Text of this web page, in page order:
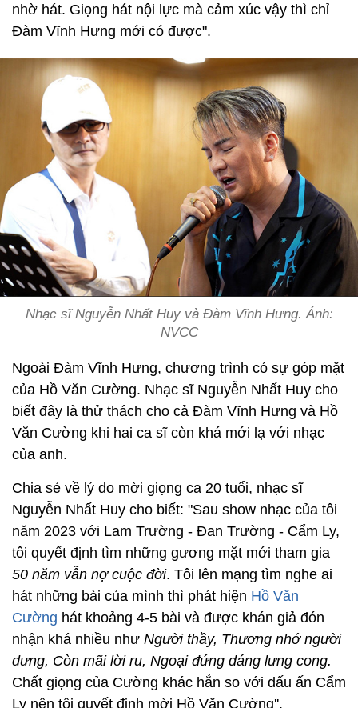
nhờ hát. Giọng hát nội lực mà cảm xúc vậy thì chỉ
Đàm Vĩnh Hưng mới có được".
Nhạc sĩ Nguyễn Nhất Huy và Đàm Vĩnh Hưng. Ảnh:
NVCC
Ngoài Đàm Vĩnh Hưng, chương trình có sự góp mặt
của Hồ Văn Cường. Nhạc sĩ Nguyễn Nhất Huy cho
biết đây là thử thách cho cả Đàm Vĩnh Hưng và Hồ
Văn Cường khi hai ca sĩ còn khá mới lạ với nhạc
của anh.
Chia sẻ về lý do mời giọng ca 20 tuổi, nhạc sĩ
Nguyễn Nhất Huy cho biết: "Sau show nhạc của tôi
năm 2023 với Lam Trường - Đan Trường - Cẩm Ly,
tôi quyết định tìm những gương mặt mới tham gia
50 năm vẫn nợ cuộc đời. Tôi lên mạng tìm nghe ai
hát những bài của mình thì phát hiện Hồ Văn
Cường hát khoảng 4-5 bài và được khán giả đón
nhận khá nhiều như Người thầy, Thương nhớ người
dưng, Còn mãi lời ru, Ngoại đứng dáng lưng cong.
Chất giọng của Cường khác hẳn so với dấu ấn Cẩm
Ly nên tôi quyết định mời Hồ Văn Cường''.